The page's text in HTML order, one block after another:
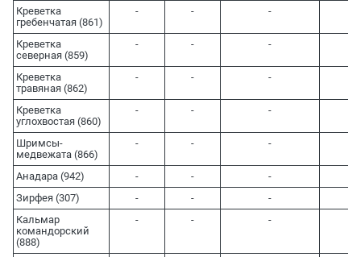
Креветка
гребенчатая (861)
- - -
Креветка
северная (859)
- - -
Креветка
травяная (862)
- - -
Креветка
углохвостая (860)
- - -
Шримсы-
медвежата (866)
- - -
Анадара (942) - - -
Зирфея (307)
- - -
Кальмар
командорский
(888)
- - -